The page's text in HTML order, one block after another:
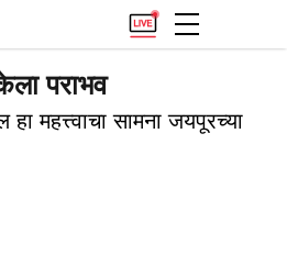
पराभव
सामना जयपूरच्या